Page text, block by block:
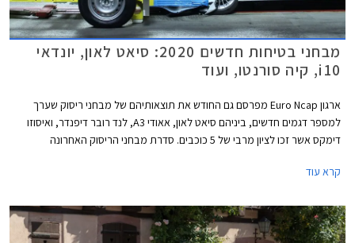
מבחני בטיחות חדשים 2020: סיאט לאון, יונדאי
i10, קיה סורנטו, ועוד
ארגון Euro Ncap מפרסם גם החודש את תוצאותיהם של מבחני ריסוק שערך
למספר דגמים חדשים, ביניהם סיאט לאון, אאודי A3, לנד רובר דיפנדר, ואיסוזו
דימקס אשר זכו לציון מרבי של 5 כוכבים. סדרת מבחני הריסוק האחרונה
דרישות הבטיחות העומדות בפני היצרנים.
קרא עוד